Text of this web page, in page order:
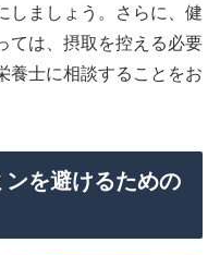
しましょう。さらに、健
ては、摂取を控える必要
養士に相談することをお
を避けるための